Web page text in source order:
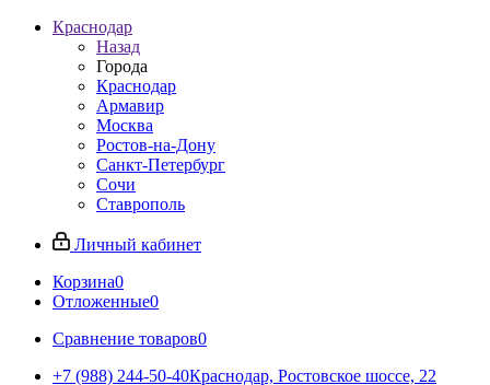
Краснодар
Назад
Города
Краснодар
Армавир
Москва
Ростов-на-Дону
Санкт-Петербург
Сочи
Ставрополь
Личный кабинет
Корзина0
Отложенные0
Сравнение товаров0
+7 (988) 244-50-40Краснодар, Ростовское шоссе, 22